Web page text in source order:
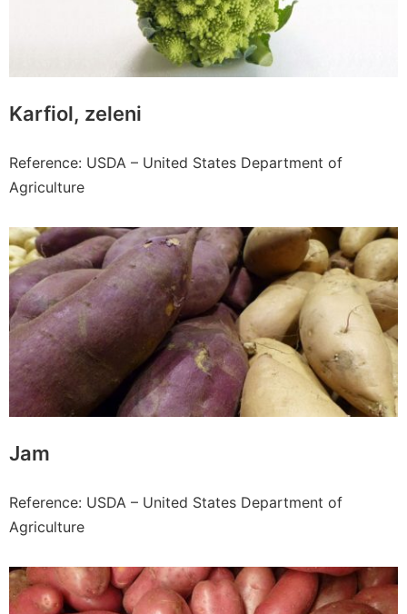
Karfiol, zeleni
Reference: USDA – United States Department of
Agriculture
Jam
Reference: USDA – United States Department of
Agriculture